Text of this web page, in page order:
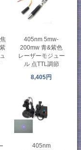
405nm 5mw-
200mw 青&紫色
レーザーモジュー
ル 点TTL調節
8,405円
405nm